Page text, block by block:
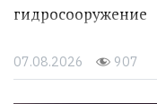
гидросооружение
07.08.2026 907